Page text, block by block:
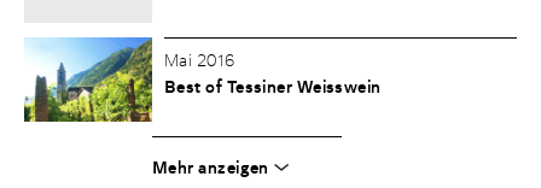
Mai 2016
Best of Tessiner Weisswein
Mehr anzeigen